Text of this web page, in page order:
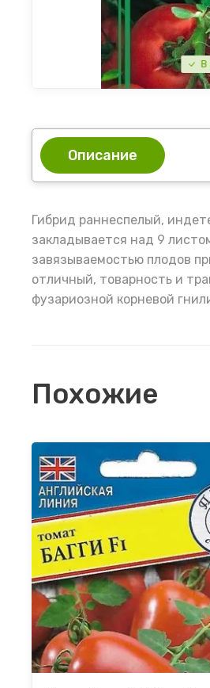
В
Описание
Гибрид раннеспелый,
закладывается над 9
завязываемостью плодов
отличный, товарность и
фузариозной корневой
Похожие